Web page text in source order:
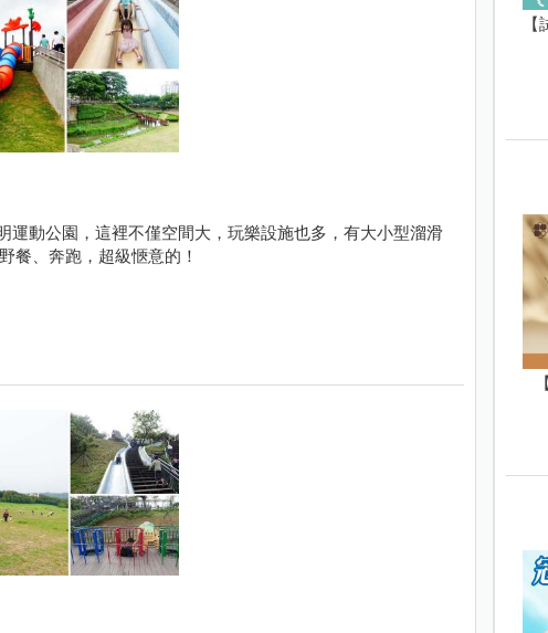
運動公園，這裡不僅空間大，玩樂設施也多，有大小型溜滑
餐、奔跑，超級愜意的！